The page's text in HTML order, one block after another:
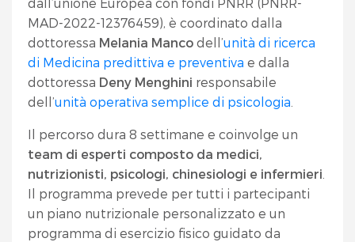
MAD-2022-12376459), è coordinato dalla
dottoressa Melania Manco dell’unità di ricerca
di Medicina predittiva e preventiva e dalla
dottoressa Deny Menghini responsabile
dell’unità operativa semplice di psicologia
Il percorso dura 8 settimane e coinvolge un
team di esperti composto da medici,
nutrizionisti, psicologi, chinesiologi e infermieri
Il programma prevede per tutti i partecipanti
un piano nutrizionale personalizzato e un
programma di esercizio fisico guidato da